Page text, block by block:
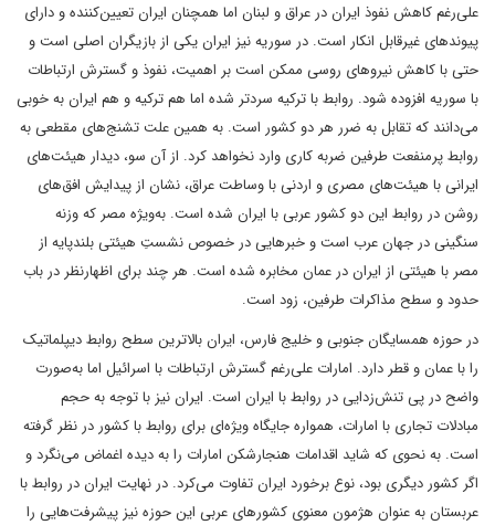
علی‌رغم کاهش نفوذ ایران در عراق و لبنان اما همچنان ایران تعیین‌کننده و دارای
پیوندهای غیرقابل انکار است. در سوریه نیز ایران یکی از بازیگران اصلی است و
حتی با کاهش نیروهای روسی ممکن است بر اهمیت، نفوذ و گسترش ارتباطات
با سوریه افزوده شود. روابط با ترکیه سردتر شده اما هم ترکیه و هم ایران به خوبی
می‌دانند که تقابل به ضرر هر دو کشور است. به همین علت تشنج‌های مقطعی به
روابط پرمنفعت طرفین ضربه کاری وارد نخواهد کرد. از آن سو، دیدار هیئت‌های
ایرانی با هیئت‌های مصری و اردنی با وساطت عراق،‌ نشان از پیدایش افق‌های
روشن در روابط این دو کشور عربی با ایران شده است. به‌ویژه مصر که وزنه
سنگینی در جهان عرب است و خبرهایی در خصوص نشستِ هیئتی بلندپایه از
مصر با هیئتی از ایران در عمان مخابره شده است. هر چند برای اظهارنظر در باب
حدود و سطح مذاکرات طرفین، زود است.
در حوزه همسایگان جنوبی و خلیج فارس، ایران بالاترین سطح روابط دیپلماتیک
را با عمان و قطر دارد. امارات علی‌رغم گسترش ارتباطات با اسرائیل اما به‌صورت
واضح در پی تنش‌زدایی در روابط با ایران است. ایران نیز با توجه به حجم
مبادلات تجاری با امارات، همواره جایگاه ویژه‌ای برای روابط با کشور در نظر گرفته
است. به نحوی که شاید اقدامات هنجارشکن امارات را به دیده اغماض می‌نگرد و
اگر کشور دیگری بود، نوع برخورد ایران تفاوت می‌کرد. در نهایت ایران در روابط با
عربستان به عنوان هژمون معنوی کشورهای عربی این حوزه نیز پیشرفت‌هایی را